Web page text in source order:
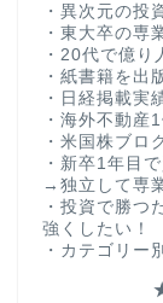
・異次元の投
・東大卒の専
・20代で億り
・紙書籍を出
・日経掲載実
・海外不動産
・米国株ブロ
・新卒1年目
→独立して専
・投資で勝つ
強くしたい！
・カテゴリー